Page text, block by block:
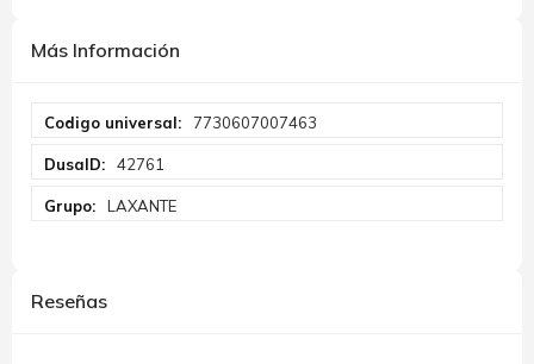
Más Información
Información
7730607007463
42761
LAXANTE
Reseñas